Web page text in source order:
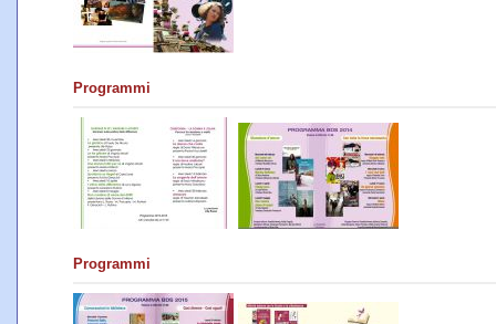
Programmi
Programmi